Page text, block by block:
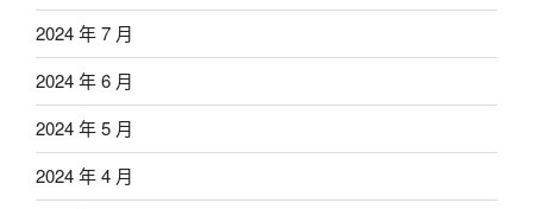
2024 年 7 月
2024 年 6 月
2024 年 5 月
2024 年 4 月